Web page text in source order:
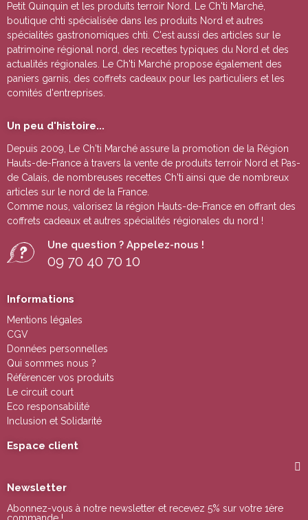
Petit Quinquin et les produits terroir Nord. Le Ch'ti Marché,
boutique chti spécialisée dans les produits Nord et autres
spécialités gastronomiques chti. C'est aussi des articles sur le
patrimoine régional nord, des recettes typiques du Nord et des
actualités régionales. Le Ch'ti Marché propose également des
paniers garnis, des coffrets cadeaux pour les particuliers et les
comités d'entreprises.
Un peu d'histoire...
Depuis 2009, Le Ch'ti Marché assure la promotion de la Région
Hauts-de-France à travers la vente de produits terroir Nord et Pas-
de Calais, de nombreuses recettes Ch'ti ainsi que de nombreux
articles sur le nord de la France.
Comme nous, valorisez la région Hauts-de-France en offrant des
coffrets cadeaux et autres spécialités régionales du nord !
Une question ? Appelez-nous !
09 70 40 70 10
Informations
Mentions légales
CGV
Données personnelles
Qui sommes nous ?
Référencer vos produits
Le circuit court
Eco responsabilité
Inclusion et Solidarité
Espace client
Newsletter
Abonnez-vous à notre newsletter et recevez 5% sur votre 1ère